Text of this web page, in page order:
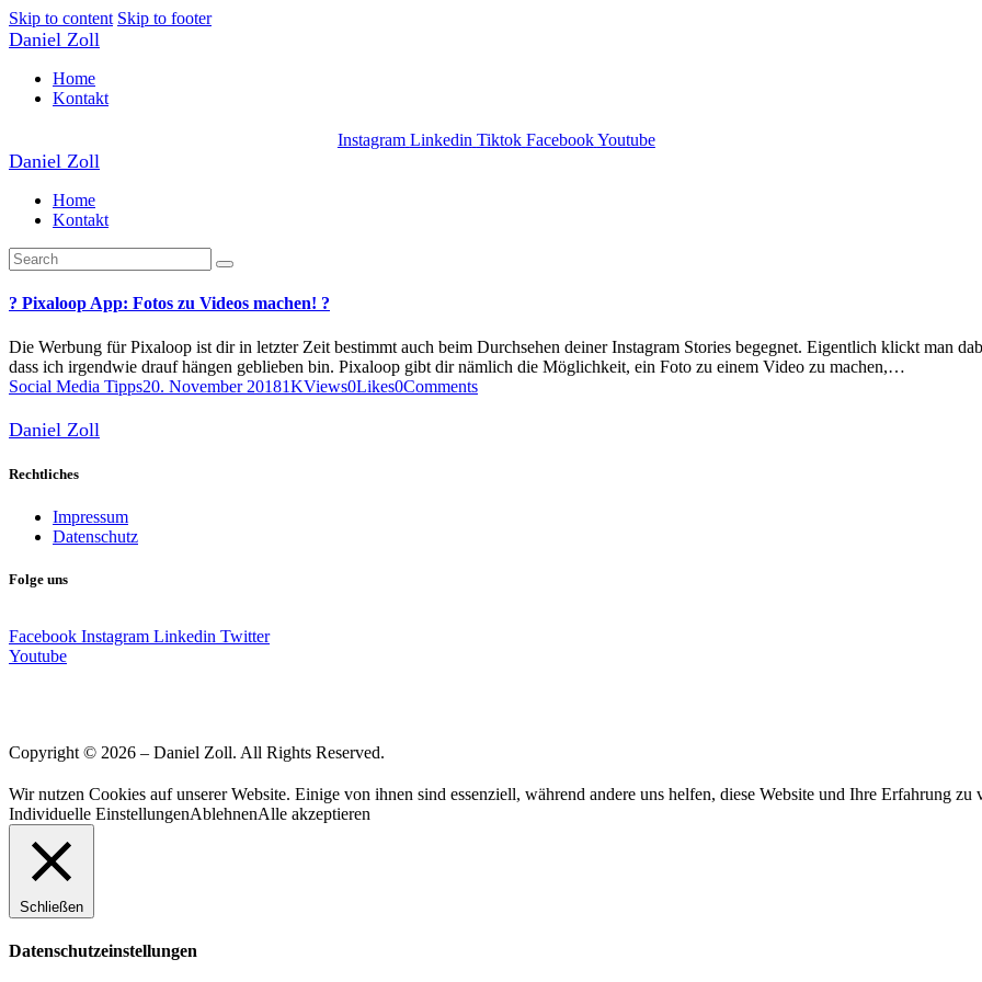
Skip to content Skip to footer
Daniel Zoll
Home
Kontakt
Instagram Linkedin Tiktok FacebookYoutube
Daniel Zoll
Home
Kontakt
? Pixaloop App: Fotos zu Videos machen! ?
Die Werbung für Pixaloop ist dir in letzter Zeit bestimmt auch beim Durchsehen deiner Instagram Stories begegnet. Eigentlich klickt man
dass ich irgendwie drauf hängen geblieben bin. Pixaloop gibt dir nämlich die Möglichkeit, ein Foto zu einem Video zu machen,…
Social Media Tipps20. November 20181KViews0Likes0Comments
Daniel Zoll
Rechtliches
Impressum
Datenschutz
Folge uns
Facebook Instagram Linkedin Twitter
Youtube
Copyright © 2026 – Daniel Zoll. All Rights Reserved.
Wir nutzen Cookies auf unserer Website. Einige von ihnen sind essenziell, während andere uns helfen, diese Website und Ihre Erfahrung zu
Individuelle EinstellungenAblehnenAlle akzeptieren
Schließen
Datenschutzeinstellungen